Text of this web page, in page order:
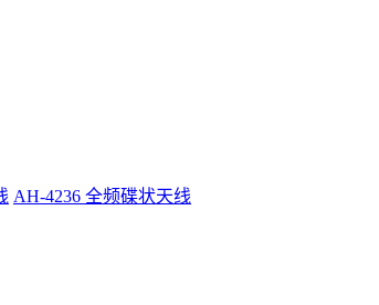
AH-4236 全频碟状天线